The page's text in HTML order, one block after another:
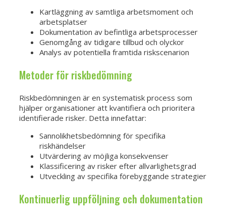
Kartläggning av samtliga arbetsmoment och
arbetsplatser
Dokumentation av befintliga arbetsprocesser
Genomgång av tidigare tillbud och olyckor
Analys av potentiella framtida riskscenarion
Metoder för riskbedömning
Riskbedömningen är en systematisk process som
hjälper organisationer att kvantifiera och prioritera
identifierade risker. Detta innefattar:
Sannolikhetsbedömning för specifika
riskhändelser
Utvärdering av möjliga konsekvenser
Klassificering av risker efter allvarlighetsgrad
Utveckling av specifika förebyggande strategier
Kontinuerlig uppföljning och dokumentation